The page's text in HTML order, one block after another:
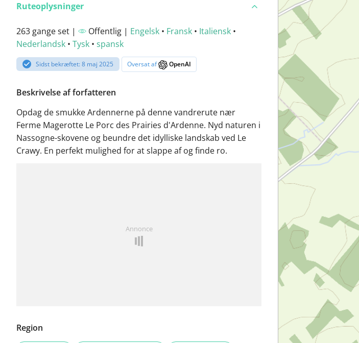
Ruteoplysninger
263 gange set | Offentlig | Engelsk • Fransk • Italiensk •
Nederlandsk • Tysk • spansk
Sidst bekræftet: 8 maj 2025 Oversat af OpenAI
Beskrivelse af forfatteren
Opdag de smukke Ardennerne på denne vandrerute nær
Ferme Magerotte Le Porc des Prairies d'Ardenne. Nyd naturen i
Nassogne-skovene og beundre det idylliske landskab ved Le
Crawy. En perfekt mulighed for at slappe af og finde ro.
Annonce
Region